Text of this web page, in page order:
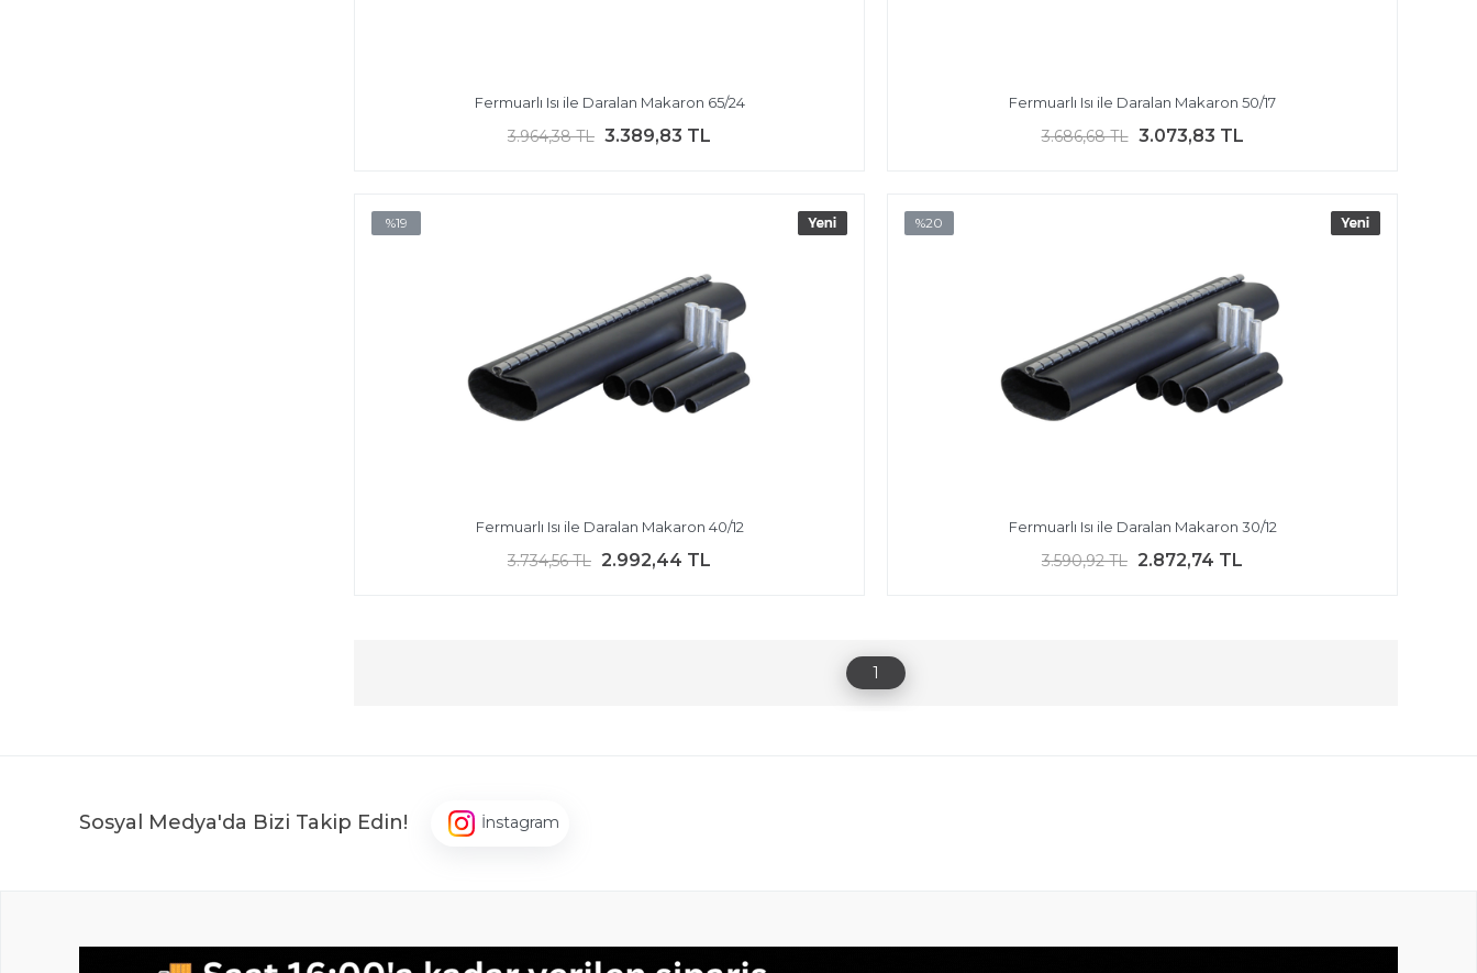
Fermuarlı Isı ile Daralan Makaron 65/24
3.964,38 TL 3.389,83 TL
Fermuarlı Isı ile Daralan Makaron 50/17
3.686,68 TL 3.073,83 TL
%19
Fermuarlı Isı ile Daralan Makaron 40/12
3.734,56 TL 2.992,44 TL
%20
Fermuarlı Isı ile Daralan Makaron 30/12
3.590,92 TL 2.872,74 TL
1
Sosyal Medya'da Bizi Takip Edin! İnstagram